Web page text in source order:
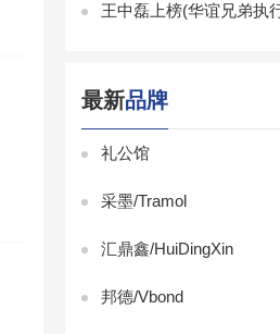
王中磊上榜(华谊兄弟执行总裁)-中国
最新品牌
礼公馆
采墨/Tramol
汇鼎鑫/HuiDingXin
邦德/Vbond